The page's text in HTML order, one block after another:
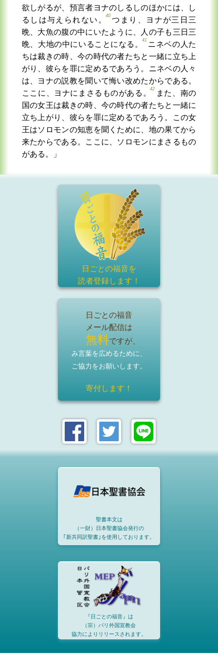
欲しがるが、預言者ヨナのしるしのほかには、し
るしは与えられない。
40
つまり、ヨナが三日三
晩、大魚の腹の中にいたように、人の子も三日三
晩、大地の中にいることになる。
41
ニネベの人た
ちは裁きの時、今の時代の者たちと一緒に立ち上
がり、彼らを罪に定めるであろう。ニネベの人々
は、ヨナの説教を聞いて悔い改めたからである。
ここに、ヨナにまさるものがある。
42
また、南の
国の女王は裁きの時、今の時代の者たちと一緒に
立ち上がり、彼らを罪に定めるであろう。この女
王はソロモンの知恵を聞くために、地の果てから
来たからである。ここに、ソロモンにまさるもの
がある。」
日ごとの福音を
読者登録します！
日ごとの福音
メール配信は
無料ですが、
み言葉を広めるために、
ご協力をお願いします。
寄付します！
聖書本文は
（一財）日本聖書協会発行の
｢新共同訳聖書｣を使用しております。
『日ごとの福音』は
（宗）パリ外国宣教会
協力によりリリースされます。